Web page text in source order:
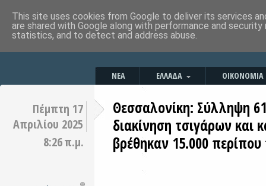
ΝΕΑ ΕΛΛΑΔΑ ΟΙΚΟΝΟΜΙΑ
Πέμπτη 17
Απριλίου 2025
8:26 π.μ.
Θεσσαλονίκη: Σύλληψη
διακίνηση τσιγάρων και
βρέθηκαν 15.000
This site uses cookies from Google to deliver its services
are shared with Google along with performance and
statistics, and to detect and address abuse.